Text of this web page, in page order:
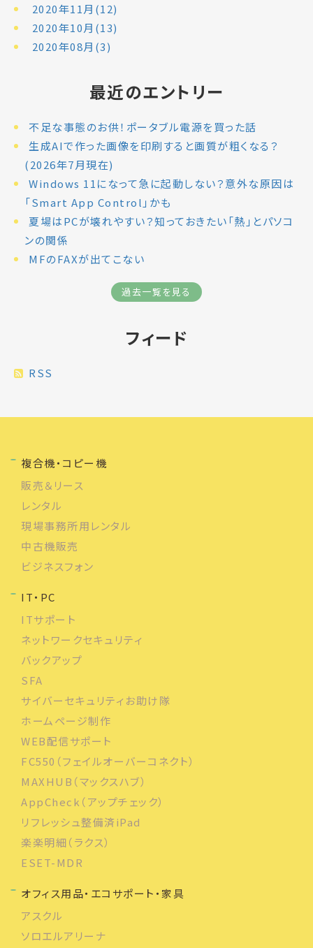
2020年11月(12)
2020年10月(13)
2020年08月(3)
最近のエントリー
不足な事態のお供！ポータブル電源を買った話
生成AIで作った画像を印刷すると画質が粗くなる？
(2026年7月現在)
Windows 11になって急に起動しない？意外な原因は
「Smart App Control」かも
夏場はPCが壊れやすい？知っておきたい「熱」とパソコ
ンの関係
MFのFAXが出てこない
過去一覧を見る
フィード
RSS
複合機・コピー機
販売＆リース
レンタル
現場事務所用レンタル
中古機販売
ビジネスフォン
IT・PC
ITサポート
ネットワークセキュリティ
バックアップ
SFA
サイバーセキュリティお助け隊
ホームページ制作
WEB配信サポート
FC550（フェイルオーバーコネクト）
MAXHUB（マックスハブ）
AppCheck（アップチェック）
リフレッシュ整備済iPad
楽楽明細（ラクス）
ESET-MDR
オフィス用品・エコサポート・家具
アスクル
ソロエルアリーナ